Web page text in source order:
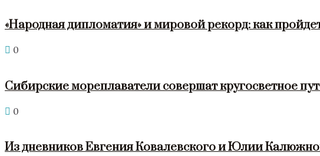
«Народная дипломатия» и мировой рекорд: как
0
Сибирские мореплаватели совершат кругосветное
0
Из дневников Евгения Ковалевского и Юлии